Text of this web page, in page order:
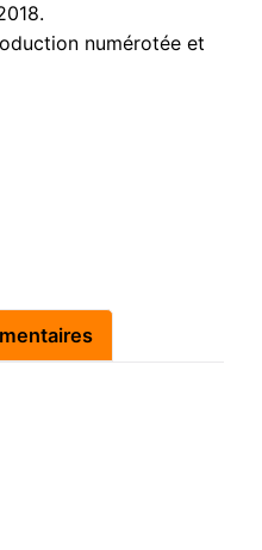
numérotée et